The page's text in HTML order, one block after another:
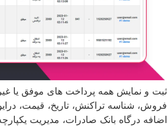
ثبت و نمایش همه پرداخت های موفق یا
فروش، شناسه تراکنش، تاریخ، قیمت،
اضافه درگاه بانک صادرات، مدیریت